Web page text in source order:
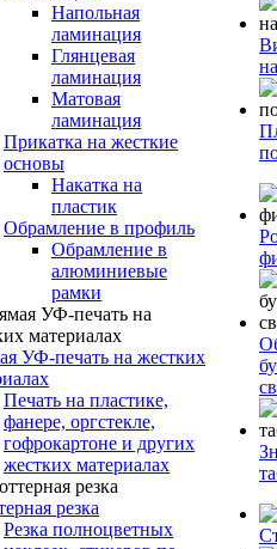
Напольная
ламинация
Глянцевая
ламинация
Матовая
ламинация
Прикатка на жесткие
основы
Накатка на
пластик
Обрамление в профиль
Обрамление в
алюминиевые
рамки
УФ-печать на жестких
Печать на пластике,
фанере, оргстекле,
гофрокартоне и других
жестких материалах
резка
Резка полноцветных